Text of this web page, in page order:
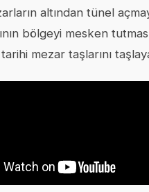
altından tünel
bölgeyi mesken
tarihi mezar taşlarını